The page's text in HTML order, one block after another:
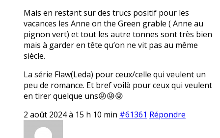
Mais en restant sur des trucs positif pour les
vacances les Anne on the Green grable ( Anne au
pignon vert) et tout les autre tonnes sont très bien
mais à garder en tête qu’on ne vit pas au même
siècle.
La série Flaw(Leda) pour ceux/celle qui veulent un
peu de romance. Et bref voilà pour ceux qui veulent
en tirer quelque uns😜😜😜
2 août 2024 à 15 h 10 min #61361 Répondre